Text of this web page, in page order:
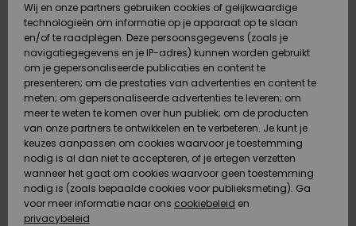
Schoenen &
Slippers
Surf /
Water
Snow
Nieuw
Schoenen &
Slippers
Surf /
Water
Sneeuw
Nieuw
Highlights
Snow
SURF
Highlights
Community
SNOW
Dames
Snow Shop
Highlights
Gemeenschap
SALE ON
SALE
VROUW
OUTLET
Regio- En
Taalinstellingen
Betaling
Giftcard
Quiksilver
Freedom
Gegevensbescherming
Wij en onze partners gebruiken cookies of gelijkwaardige
technologieën om informatie op je apparaat op te slaan
en/of te raadplegen. Deze persoonsgegevens (zoals je
navigatiegegevens en je IP-adres) kunnen worden gebruikt
om je gepersonaliseerde publicaties en content te
presenteren; om de prestaties van advertenties en content te
meten; om gepersonaliseerde advertenties te leveren; om
meer te weten te komen over hun publiek; om de producten
van onze partners te ontwikkelen en te verbeteren. Je kunt je
keuzes aanpassen om cookies waarvoor je toestemming
nodig is al dan niet te accepteren, of je ertegen verzetten
wanneer het gaat om cookies waarvoor geen toestemming
nodig is (zoals bepaalde cookies voor publieksmeting). Ga
voor meer informatie naar ons cookiebeleid en
privacybeleid